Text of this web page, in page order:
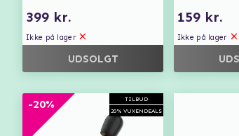
399 kr.
Ikke på lager
UDSOLGT
159 kr.
Ikke på lager
TILBUD
20% VUXENDEALS
-20%